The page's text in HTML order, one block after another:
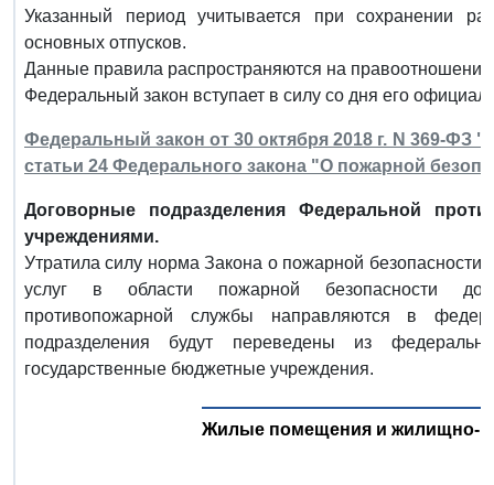
Указанный период учитывается при сохранении
основных отпусков.
Данные правила распространяются на
Федеральный закон вступает в силу со дня его
Федеральный закон от 30 октября 2018 г. N 369-ФЗ
статьи 24 Федерального закона "О пожарной
Договорные подразделения Федеральной
учреждениями.
Утратила силу норма Закона о пожарной безопасности,
услуг в области пожарной безопасности
противопожарной службы направляются в
подразделения будут переведены из
государственные бюджетные учреждения.
Жилые помещения и жилищно-